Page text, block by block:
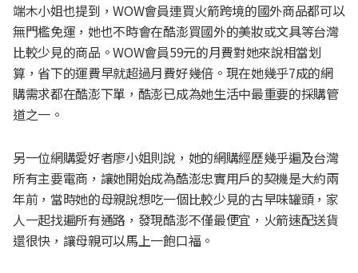
端木小姐也提到，WOW會員連買火箭跨境的國外商品都可以
無門檻免運，她也不時會在酷澎買國外的美妝或文具等台灣
比較少見的商品。WOW會員59元的月費對她來說相當划
算，省下的運費早就超過月費好幾倍。現在她幾乎7成的網
購需求都在酷澎下單，酷澎已成為她生活中最重要的採購管
道之一。
另一位網購愛好者廖小姐則說，她的網購經歷幾乎遍及台灣
所有主要電商，讓她開始成為酷澎忠實用戶的契機是大約兩
年前，當時她的母親說想吃一個比較少見的古早味罐頭，家
人一起找遍所有通路，發現酷澎不僅最便宜，火箭速配送貨
還很快，讓母親可以馬上一飽口福。